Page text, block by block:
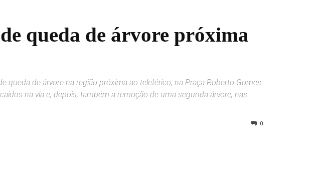
queda de árvore próxima
queda de árvore na região próxima ao teleférico, na Praça Roberto Gomes
na via e, depois, também a remoção de uma segunda árvore, nas
0